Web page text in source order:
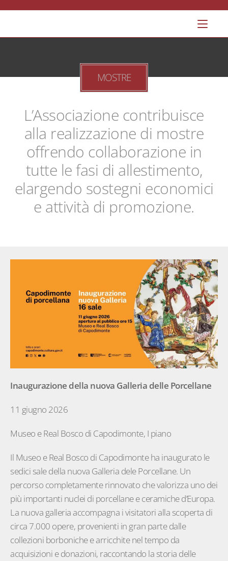
MOSTRE
L’Associazione contribuisce
alla realizzazione di mostre
offrendo collaborazione in
tutte le fasi di allestimento,
elargendo sostegni economici
e attività di promozione.
Inaugurazione della nuova Galleria delle Porcellane
11 giugno 2026
Museo e Real Bosco di Capodimonte, I piano
Il Museo e Real Bosco di Capodimonte ha inaugurato le
sedici sale della nuova Galleria dele Porcellane. Un
percorso completamente rinnovato che valorizza uno dei
più importanti nuclei di porcellane e ceramiche d’Europa.
La nuova galleria accompagna i visitatori alla scoperta di
circa 7.000 opere, provenienti in gran parte dalle
collezioni borboniche e arricchite nel tempo da
acquisizioni e donazioni, raccontando la storia delle